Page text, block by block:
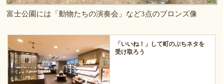
富士公園には「動物たちの演奏会」など3点のブロンズ像
「いいね！」して町のぷちネタを
受け取ろう